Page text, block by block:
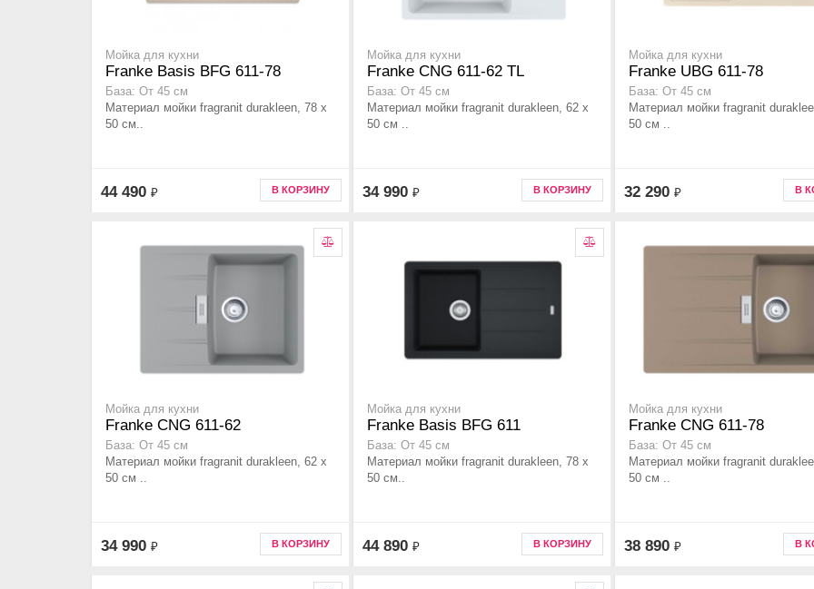
Мойка для кухни
Franke Basis BFG 611-78
База: От 45 см
Материал мойки fragranit durakleen, 78 x
50 см..
44 490 ₽ В КОРЗИНУ
Мойка для кухни
Franke CNG 611-62 TL
База: От 45 см
Материал мойки fragranit durakleen, 62 x
50 см ..
34 990 ₽ В КОРЗИНУ
Мойка для кухни
Franke UBG 611-78
База: От 45 см
Материал мойки fragranit
50 см ..
32 290 ₽ В
Мойка для кухни
Franke CNG 611-62
База: От 45 см
Материал мойки fragranit durakleen, 62 x
50 см ..
34 990 ₽ В КОРЗИНУ
Мойка для кухни
Franke Basis BFG 611
База: От 45 см
Материал мойки fragranit durakleen, 78 x
50 см..
44 890 ₽ В КОРЗИНУ
Мойка для кухни
Franke CNG 611-78
База: От 45 см
Материал мойки fragranit
50 см ..
38 890 ₽ В